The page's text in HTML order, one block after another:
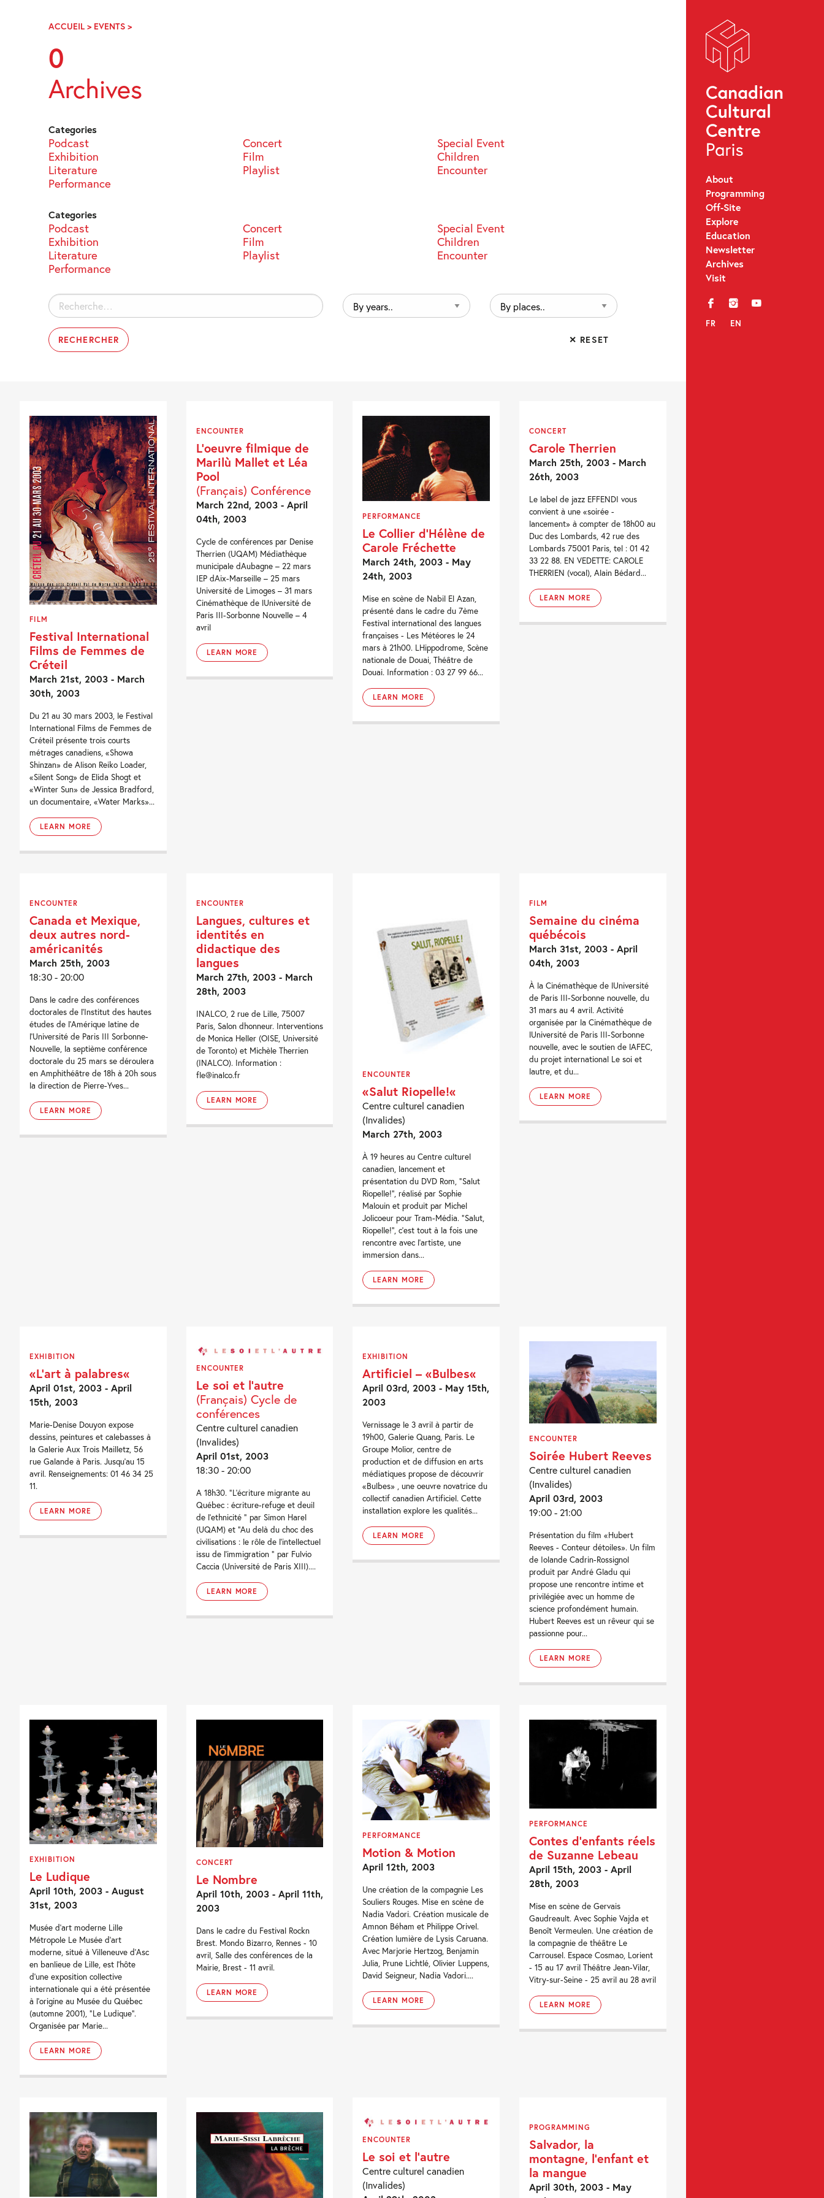
Navigation
About
Programming
Off-Site
Explore
Education
Newsletter
Archives
Visit
f i y
FR EN
ACCUEIL > EVENTS >PAGE
0
Archives
Categories
Podcast Concert
Special Event
Exhibition
Film
Children
Literature
Playlist
Encounter
Performance
Categories
Podcast Concert
Special Event
Exhibition
Film
Children
Literature
Playlist
Encounter
Performance
Rechercher :
By
years..
By
places..
✕ RESET
FILM
Festival International
Films de Femmes de
Créteil
March 21st, 2003 - March
30th, 2003
Du 21 au 30 mars 2003, le Festival
International Films de Femmes de
Créteil présente trois courts
métrages canadiens, «Showa
Shinzan» de Alison Reiko Loader,
«Silent Song» de Elida Shogt et
«Winter Sun» de Jessica Bradford,
un documentaire, «Water Marks»...
LEARN MORE
ENCOUNTER
L’oeuvre filmique de
Marilù Mallet et Léa
Pool
(Français) Conférence
March 22nd, 2003 - April
04th, 2003
Cycle de conférences par Denise
Therrien (UQAM) Médiathèque
municipale dAubagne – 22 mars
IEP dAix-Marseille – 25 mars
Université de Limoges – 31 mars
Cinémathèque de lUniversité de
Paris III-Sorbonne Nouvelle – 4
avril
LEARN MORE
PERFORMANCE
Le Collier d’Hélène de
Carole Fréchette
March 24th, 2003 - May
24th, 2003
Mise en scène de Nabil El Azan,
présenté dans le cadre du 7ème
Festival international des langues
françaises - Les Météores le 24
mars à 21h00. LHippodrome, Scène
nationale de Douai, Théâtre de
Douai. Information : 03 27 99 66...
LEARN MORE
CONCERT
Carole Therrien
March 25th, 2003 - March
26th, 2003
Le label de jazz EFFENDI vous
convient à une «soirée -
lancement» à compter de 18h00 au
Duc des Lombards, 42 rue des
Lombards 75001 Paris, tel : 01 42
33 22 88. EN VEDETTE: CAROLE
THERRIEN (vocal), Alain Bédard...
LEARN MORE
ENCOUNTER
Canada et Mexique,
deux autres nord-
américanités
March 25th, 2003
18:30 - 20:00
Dans le cadre des conférences
doctorales de l'Institut des hautes
études de l'Amérique latine de
l'Université de Paris III Sorbonne-
Nouvelle, la septième conférence
doctorale du 25 mars se déroulera
en Amphithéâtre de 18h à 20h sous
la direction de Pierre-Yves...
LEARN MORE
ENCOUNTER
Langues, cultures et
identités en
didactique des
langues
March 27th, 2003 - March
28th, 2003
INALCO, 2 rue de Lille, 75007
Paris, Salon dhonneur. Interventions
de Monica Heller (OISE, Université
de Toronto) et Michèle Therrien
(INALCO). Information :
fle@inalco.fr
LEARN MORE
ENCOUNTER
«Salut Riopelle!«
Centre culturel canadien
(Invalides)
March 27th, 2003
À 19 heures au Centre culturel
canadien, lancement et
présentation du DVD Rom, “Salut
Riopelle!”, réalisé par Sophie
Malouin et produit par Michel
Jolicoeur pour Tram-Média. “Salut,
Riopelle!”, c’est tout à la fois une
rencontre avec l’artiste, une
immersion dans...
LEARN MORE
FILM
Semaine du cinéma
québécois
March 31st, 2003 - April
04th, 2003
À la Cinémathèque de lUniversité
de Paris III-Sorbonne nouvelle, du
31 mars au 4 avril. Activité
organisée par la Cinémathèque de
lUniversité de Paris III-Sorbonne
nouvelle, avec le soutien de lAFEC,
du projet international Le soi et
lautre, et du...
LEARN MORE
EXHIBITION
«L’art à palabres«
April 01st, 2003 - April
15th, 2003
Marie-Denise Douyon expose
dessins, peintures et calebasses à
la Galerie Aux Trois Mailletz, 56
rue Galande à Paris. Jusqu'au 15
avril. Renseignements: 01 46 34 25
11.
LEARN MORE
ENCOUNTER
Le soi et l’autre
(Français) Cycle de
conférences
Centre culturel canadien
(Invalides)
April 01st, 2003
18:30 - 20:00
A 18h30. “L’écriture migrante au
Québec : écriture-refuge et deuil
de l’ethnicité “ par Simon Harel
(UQAM) et “Au delà du choc des
civilisations : le rôle de l’intellectuel
issu de l’immigration ” par Fulvio
Caccia (Université de Paris XIII)....
LEARN MORE
EXHIBITION
Artificiel – «Bulbes«
April 03rd, 2003 - May 15th,
2003
Vernissage le 3 avril à partir de
19h00, Galerie Quang, Paris. Le
Groupe Molior, centre de
production et de diffusion en arts
médiatiques propose de découvrir
«Bulbes» , une oeuvre novatrice du
collectif canadien Artificiel. Cette
installation explore les qualités...
LEARN MORE
ENCOUNTER
Soirée Hubert Reeves
Centre culturel canadien
(Invalides)
April 03rd, 2003
19:00 - 21:00
Présentation du film «Hubert
Reeves - Conteur détoiles». Un film
de Iolande Cadrin-Rossignol
produit par André Gladu qui
propose une rencontre intime et
privilégiée avec un homme de
science profondément humain.
Hubert Reeves est un rêveur qui se
passionne pour...
LEARN MORE
EXHIBITION
Le Ludique
April 10th, 2003 - August
31st, 2003
Musée d’art moderne Lille
Métropole Le Musée d’art
moderne, situé à Villeneuve d’Asc
en banlieue de Lille, est l’hôte
d’une exposition collective
internationale qui a été présentée
à l’origine au Musée du Québec
(automne 2001), “Le Ludique”.
Organisée par Marie...
LEARN MORE
CONCERT
Le Nombre
April 10th, 2003 - April 11th,
2003
Dans le cadre du Festival Rockn
Brest. Mondo Bizarro, Rennes - 10
avril, Salle des conférences de la
Mairie, Brest - 11 avril.
LEARN MORE
PERFORMANCE
Motion & Motion
April 12th, 2003
Une création de la compagnie Les
Souliers Rouges. Mise en scène de
Nadia Vadori. Création musicale de
Amnon Béham et Philippe Orivel.
Création lumière de Lysis Caruana.
Avec Marjorie Hertzog, Benjamin
Julia, Prune Lichtlé, Olivier Luppens,
David Seigneur, Nadia Vadori....
LEARN MORE
PERFORMANCE
Contes d’enfants réels
de Suzanne Lebeau
April 15th, 2003 - April
28th, 2003
Mise en scène de Gervais
Gaudreault. Avec Sophie Vajda et
Benoît Vermeulen. Une création de
la compagnie de théâtre Le
Carrousel. Espace Cosmao, Lorient
- 15 au 17 avril Théâtre Jean-Vilar,
Vitry-sur-Seine - 25 avril au 28 avril
LEARN MORE
ENCOUNTER
Le soi et l’autre
Centre culturel canadien
(Invalides)
PROGRAMMING
Salvador, la
montagne, l’enfant et
la mangue
April 30th, 2003 - May